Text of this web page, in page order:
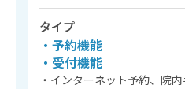
タイプ
・予約機能
・受付機能
・インターネット予約、院内